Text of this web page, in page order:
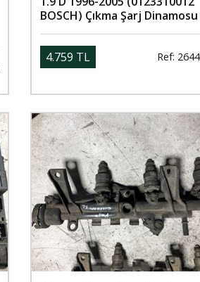
BOSCH) Çıkma Şarj Dinamosu
4.759 TL Ref: 2644